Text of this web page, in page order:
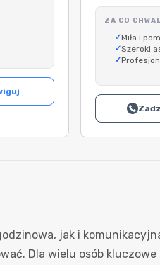
ZA CO
Miła i
Szeroki
jak i
Dla wielu osób